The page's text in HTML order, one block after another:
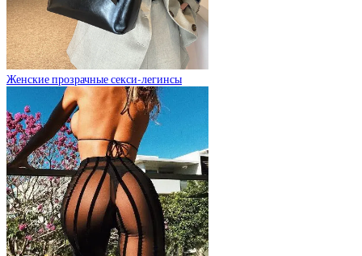
Женские прозрачные секси-легинсы